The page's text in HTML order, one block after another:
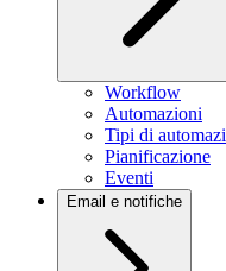
Workflow
Automazioni
Tipi di
Pianificazione
Eventi
Email e notifiche